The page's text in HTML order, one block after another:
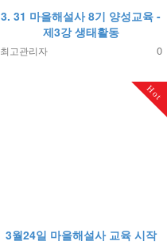
3. 31 마을해설사 8기 양성교육 -
제3강 생태활동
최고관리자 0
Hot
3월24일 마을해설사 교육 시작